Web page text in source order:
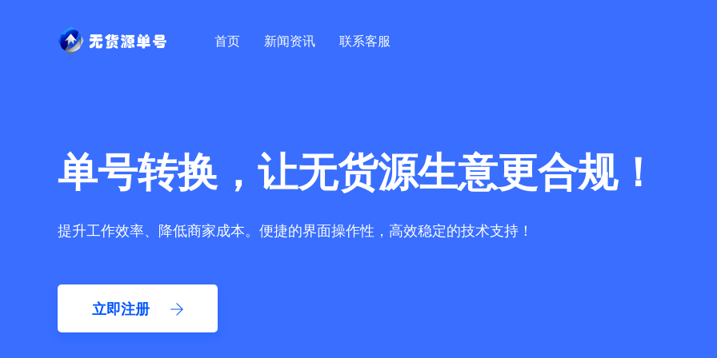
首页 新闻资讯 联系客服
单号转换，让无货源生意更合规！
提升工作效率、降低商家成本。便捷的界面操作性，高效稳定的技术支持！
立即注册